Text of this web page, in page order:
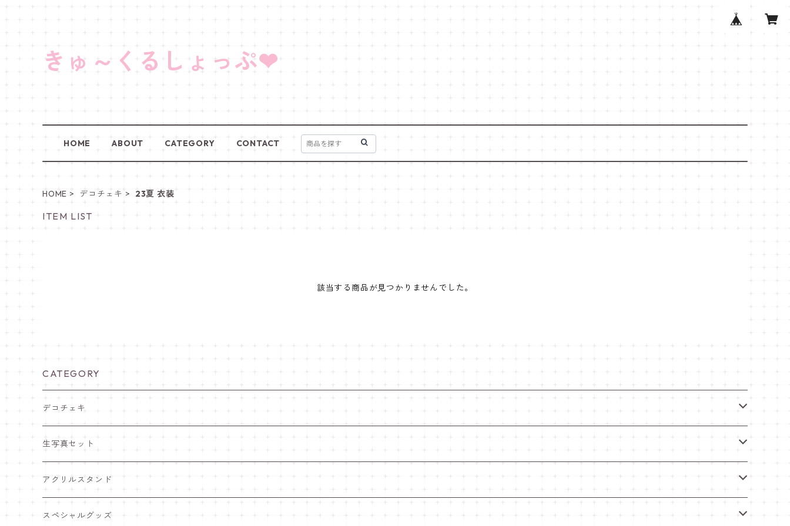
きゅ～くるしょっぷ❤
HOME ABOUT CATEGORY CONTACT
HOME デコチェキ 23夏 衣装
ITEM LIST
該当する商品が見つかりませんでした。
CATEGORY
デコチェキ
25夏 衣装
25.5 セーラー服
25.4 きゅ～くま
生写真セット
25夏 衣装
25.5 セーラー服
アクリルスタンド
25.5 セーラー服
スペシャルグッズ